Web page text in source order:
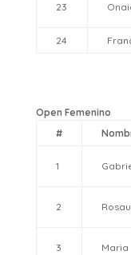
23
24
Open Femenino
#
1
2
3 Maria